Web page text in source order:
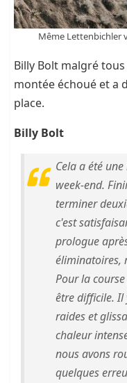
Même Lettenbichler
Billy Bolt malgré
montée échoué et a
place.
Billy Bolt
Cela a été
week-end.
terminer
c'est
prologue
éliminatoires,
Pour la
être difficile. Il
raides et
chaleur
nous avons
quelques